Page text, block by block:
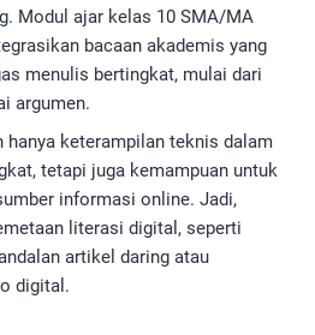
Modul ajar kelas 10 SMA/MA
bacaan akademis yang
menulis bertingkat, mulai dari
argumen.
hanya keterampilan teknis dalam
tetapi juga kemampuan untuk
informasi online. Jadi,
literasi digital, seperti
artikel daring atau
digital.